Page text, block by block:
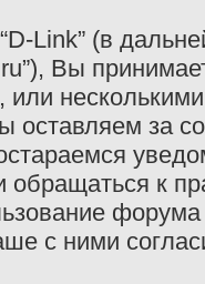
Link” (в
Вы
или
оставляем за
обращаться к
с ними